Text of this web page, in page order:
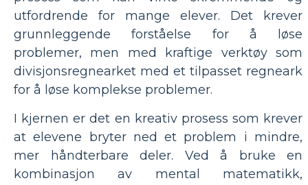
utfordrende for mange elever. Det krever
grunnleggende forståelse for å løse
problemer, men med kraftige verktøy som
divisjonsregnearket med et tilpasset regneark
for å løse komplekse problemer.
I kjernen er det en kreativ prosess som krever
at elevene bryter ned et problem i mindre,
mer håndterbare deler. Ved å bruke en
kombinasjon av mental matematikk,